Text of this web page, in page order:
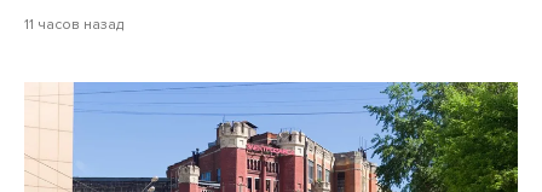
11 часов назад